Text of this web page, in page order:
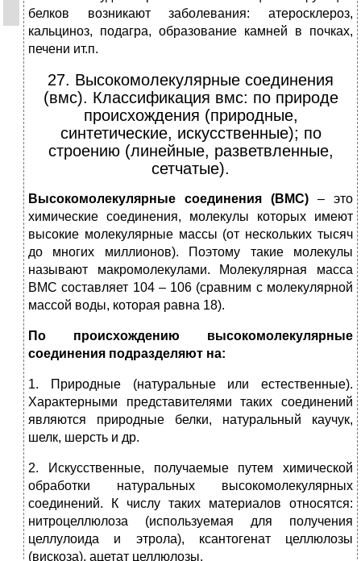
белков возникают заболевания: атеросклероз,
кальциноз, подагра, образование камней в почках,
печени ит.п.
27. Высокомолекулярные соединения
(вмс). Классификация вмс: по природе
происхождения (природные,
синтетические, искусственные); по
строению (линейные, разветвленные,
сетчатые).
Высокомолекулярные соединения (ВМС) – это
химические соединения, молекулы которых имеют
высокие молекулярные массы (от нескольких тысяч
до многих миллионов). Поэтому такие молекулы
называют макромолекулами. Молекулярная масса
ВМС составляет 104 – 106 (сравним с молекулярной
массой воды, которая равна 18).
По происхождению высокомолекулярные
соединения подразделяют на:
1. Природные (натуральные или естественные).
Характерными представителями таких соединений
являются природные белки, натуральный каучук,
шелк, шерсть и др.
2. Искусственные, получаемые путем химической
обработки натуральных высокомолекулярных
соединений. К числу таких материалов относятся:
нитроцеллюлоза (используемая для получения
целлулоида и этрола), ксантогенат целлюлозы
(вискоза), ацетат целлюлозы.